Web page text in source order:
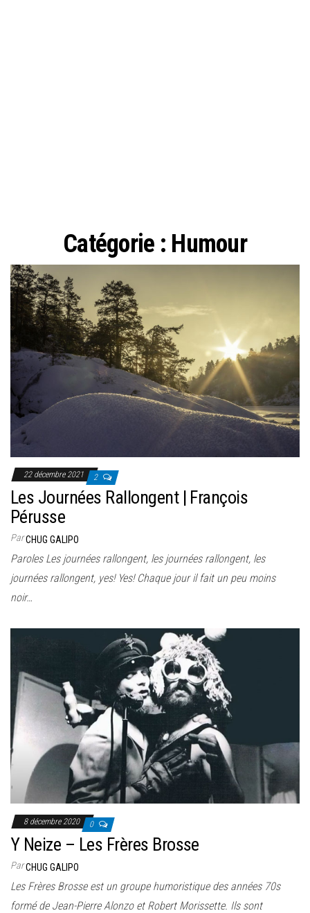
Catégorie : Humour
22 décembre 2021 2
Les Journées Rallongent | François
Pérusse
ParCHUG GALIPO
Paroles Les journées rallongent, les journées rallongent, les
journées rallongent, yes! Yes! Chaque jour il fait un peu moins
noir…
8 décembre 2020 0
Y Neize – Les Frères Brosse
ParCHUG GALIPO
Les Frères Brosse est un groupe humoristique des années 70s
formé de Jean-Pierre Alonzo et Robert Morissette. Ils sont